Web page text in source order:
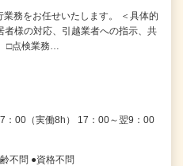
務をお任せいたします。 ＜具体的
者様の対応、引越業者への指示、共
□点検業務…
：00（実働8h） 17：00～翌9：00
不問 ●資格不問